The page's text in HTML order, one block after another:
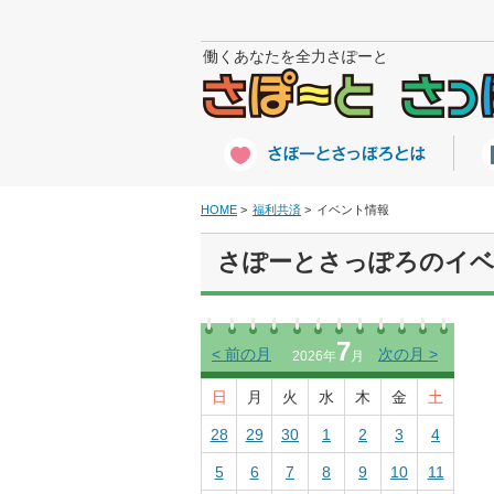
働くあなたを全力さぽーと
HOME 福利共済 イベント情報
さぽーとさっぽろのイ
2026年7月
日 月 火 水 木 金 土
28 29 30 1 2 3 4
5 6 7 8 9 10 11
< 前の月 次の月 >